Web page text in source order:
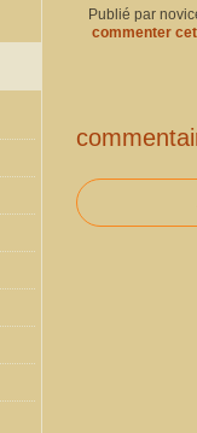
Publié par
commenter